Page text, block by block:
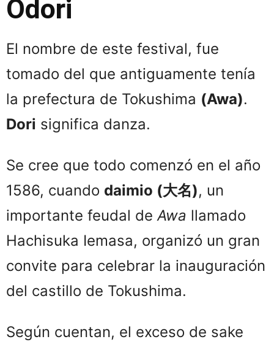
Odori
El nombre de este festival, fue
tomado del que antiguamente tenía
la prefectura de Tokushima (Awa).
Dori significa danza.
Se cree que todo comenzó en el año
1586, cuando daimio (大名), un
importante feudal deAwa llamado
Hachisuka Iemasa, organizó un gran
convite para celebrar la inauguración
del castillo de Tokushima.
Según cuentan, el exceso de sake